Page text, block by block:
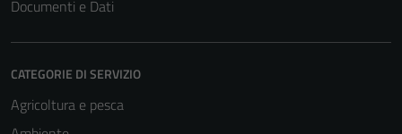
Documenti e Dati
CATEGORIE DI SERVIZIO
Agricoltura e pesca